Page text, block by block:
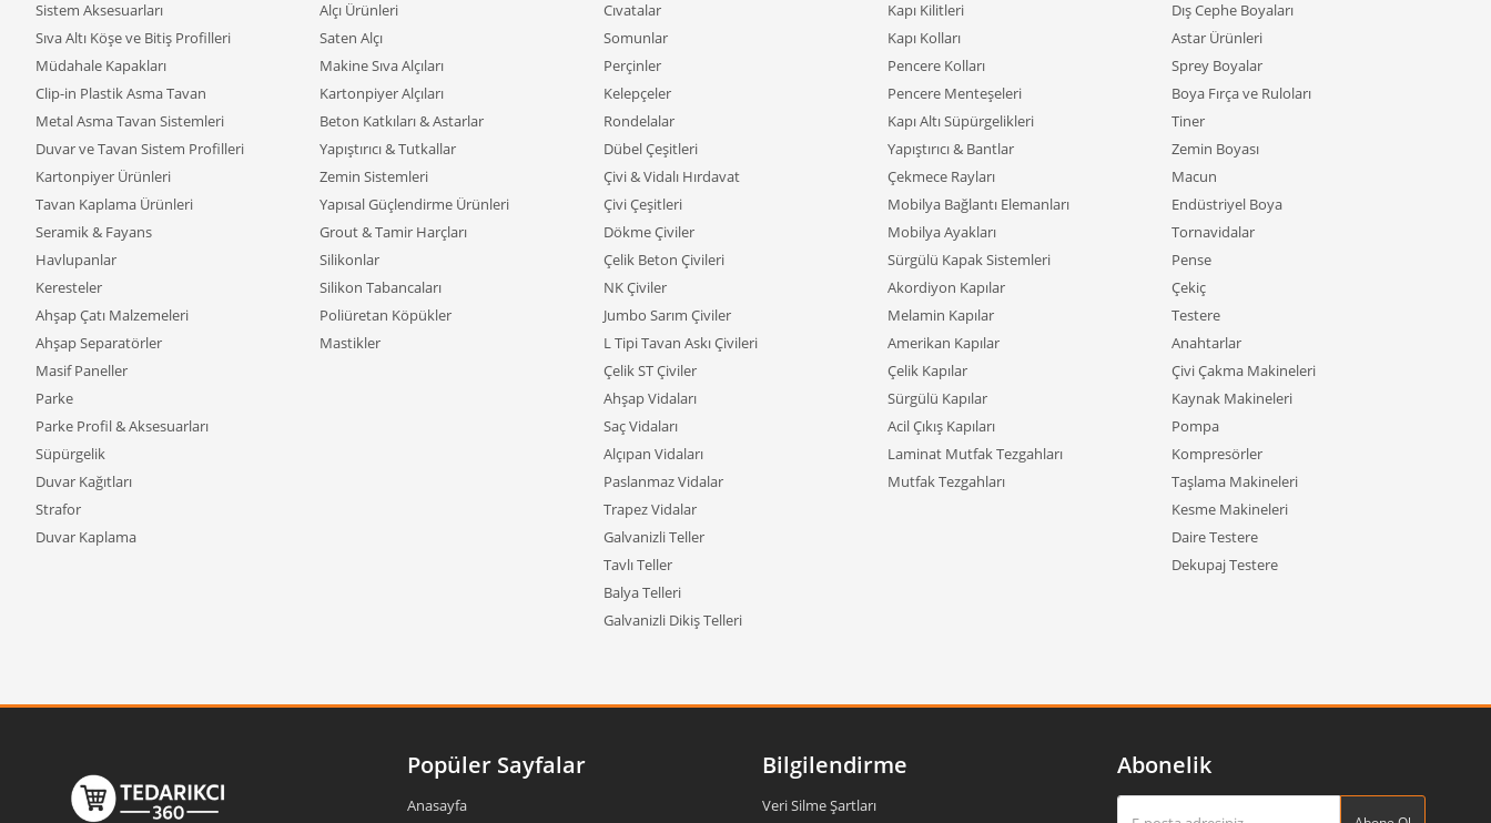
Sistem Aksesuarları
Sıva Altı Köşe ve Bitiş Profilleri
Müdahale Kapakları
Clip-in Plastik Asma Tavan
Metal Asma Tavan Sistemleri
Duvar ve Tavan Sistem Profilleri
Kartonpiyer Ürünleri
Tavan Kaplama Ürünleri
Seramik & Fayans
Havlupanlar
Keresteler
Ahşap Çatı Malzemeleri
Ahşap Separatörler
Masif Paneller
Parke
Parke Profil & Aksesuarları
Süpürgelik
Duvar Kağıtları
Strafor
Duvar Kaplama
Alçı Ürünleri
Saten Alçı
Makine Sıva Alçıları
Kartonpiyer Alçıları
Beton Katkıları & Astarlar
Yapıştırıcı & Tutkallar
Zemin Sistemleri
Yapısal Güçlendirme Ürünleri
Grout & Tamir Harçları
Silikonlar
Silikon Tabancaları
Poliüretan Köpükler
Mastikler
Cıvatalar
Somunlar
Perçinler
Kelepçeler
Rondelalar
Dübel Çeşitleri
Çivi & Vidalı Hırdavat
Çivi Çeşitleri
Dökme Çiviler
Çelik Beton Çivileri
NK Çiviler
Jumbo Sarım Çiviler
L Tipi Tavan Askı Çivileri
Çelik ST Çiviler
Ahşap Vidaları
Saç Vidaları
Alçıpan Vidaları
Paslanmaz Vidalar
Trapez Vidalar
Galvanizli Teller
Tavlı Teller
Balya Telleri
Galvanizli Dikiş Telleri
Kapı Kilitleri
Kapı Kolları
Pencere Kolları
Pencere Menteşeleri
Kapı Altı Süpürgelikleri
Yapıştırıcı & Bantlar
Çekmece Rayları
Mobilya Bağlantı Elemanları
Mobilya Ayakları
Sürgülü Kapak Sistemleri
Akordiyon Kapılar
Melamin Kapılar
Amerikan Kapılar
Çelik Kapılar
Sürgülü Kapılar
Acil Çıkış Kapıları
Laminat Mutfak Tezgahları
Mutfak Tezgahları
Dış Cephe Boyaları
Astar Ürünleri
Sprey Boyalar
Boya Fırça ve Ruloları
Tiner
Zemin Boyası
Macun
Endüstriyel Boya
Tornavidalar
Pense
Çekiç
Testere
Anahtarlar
Çivi Çakma Makineleri
Kaynak Makineleri
Pompa
Kompresörler
Taşlama Makineleri
Kesme Makineleri
Daire Testere
Dekupaj Testere
Popüler Sayfalar
Anasayfa
Bilgilendirme
Veri Silme Şartları
Abonelik